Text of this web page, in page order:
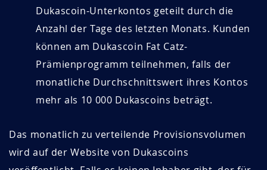
Dukascoin-Unterkontos geteilt durch die
Anzahl der Tage des letzten Monats. Kunden
können am Dukascoin Fat Catz-
Prämienprogramm teilnehmen, falls der
monatliche Durchschnittswert ihres Kontos
mehr als 10 000 Dukascoins beträgt.
Das monatlich zu verteilende Provisionsvolumen
wird auf der Website von Dukascoins